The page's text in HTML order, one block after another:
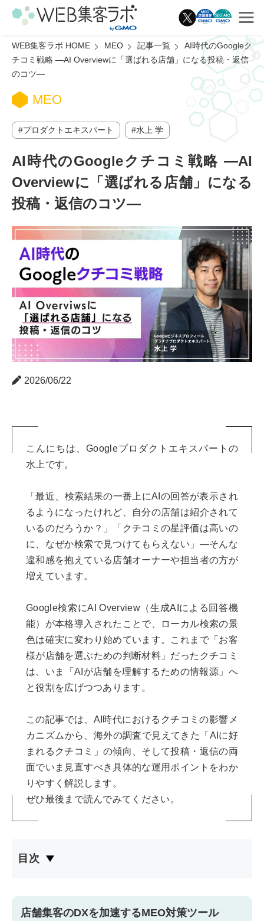
WEB集客ラボ HOME MEO 記事一覧
AI時代のGoogleク
チコミ戦略 ―AI Overviewに「選ばれる店舗」になる投稿・返信
のコツ―
MEO
プロダクトエキスパート 水上 学
AI時代のGoogleクチコミ戦略 ―AI
Overviewに「選ばれる店舗」になる
投稿・返信のコツ―
2026/06/22
こんにちは、Googleプロダクトエキスパートの
水上です。
「最近、検索結果の一番上にAIの回答が表示され
るようになったけれど、自分の店舗は紹介されて
いるのだろうか？」「クチコミの星評価は高いの
に、なぜか検索で見つけてもらえない」―そんな
違和感を抱えている店舗オーナーや担当者の方が
増えています。
Google検索にAI Overview（生成AIによる回答機
能）が本格導入されたことで、ローカル検索の景
色は確実に変わり始めています。これまで「お客
様が店舗を選ぶための判断材料」だったクチコミ
は、いま「AIが店舗を理解するための情報源」へ
と役割を広げつつあります。
この記事では、AI時代におけるクチコミの影響メ
カニズムから、海外の調査で見えてきた「AIに好
まれるクチコミ」の傾向、そして投稿・返信の両
面でいま見直すべき具体的な運用ポイントをわか
りやすく解説します。
ぜひ最後まで読んでみてください。
目次
店舗集客のDXを加速するMEO対策ツール